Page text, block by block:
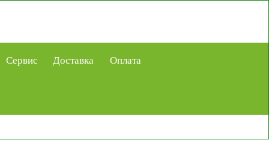
Сервис Доставка Оплата